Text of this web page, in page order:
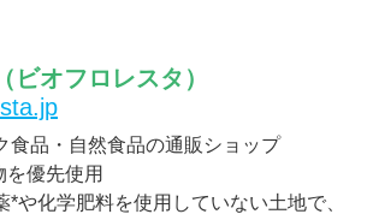
オフロレスタ）
食品・自然食品の通販ショップ
を優先使用
*や化学肥料を使用していない土地で、